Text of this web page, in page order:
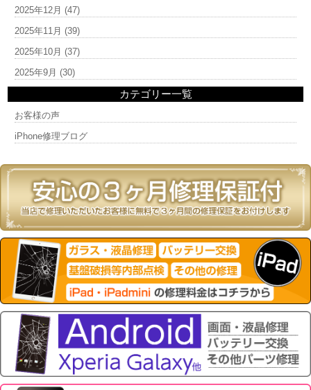
2025年12月 (47)
2025年11月 (39)
2025年10月 (37)
2025年9月 (30)
カテゴリー一覧
お客様の声
iPhone修理ブログ